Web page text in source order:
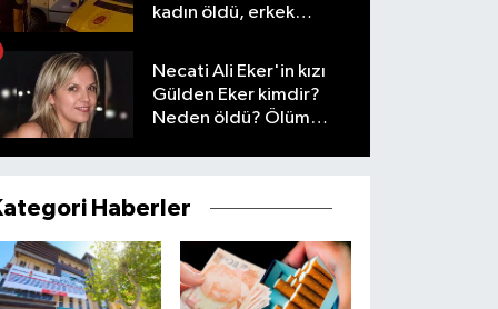
kadın öldü, erkek
Necati Ali Eker'in kızı
Gülden Eker kimdir?
Neden öldü? Ölüm
Haberler